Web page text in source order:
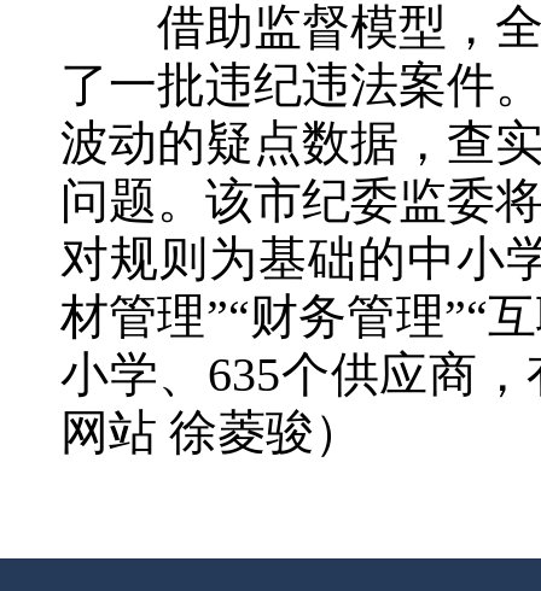
借助监督模型，全
了一批违纪违法案件
波动的疑点数据，查
问题。该市纪委监委
对规则为基础的中小
材管理”“财务管理”“
小学、635个供应商
网站 徐菱骏）